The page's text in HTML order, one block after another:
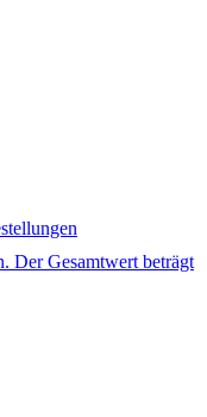
Der Gesamtwert beträgt